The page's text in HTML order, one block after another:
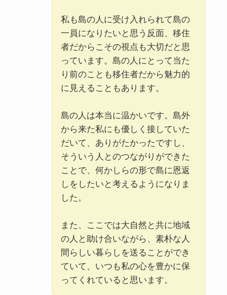
私も島の人に受け入れられて島の
一員になりたいと思う反面、移住
者だからこその視点も大切だと思
っています。島の人にとって当た
り前のことも移住者だから魅力的
に見えることもあります。
島の人は本当に温かいです。島外
から来た私にも優しく接していた
だいて、ありがたかったですし、
そういう人とのつながりができた
ことで、何かしらの形で島に恩返
しをしたいと考えるようになりま
した。
また、ここでは大自然と共に地域
の人と助け合いながら、素朴な人
間らしい暮らしを送ることができ
ていて、いつも私の心を豊かに保
ってくれていると思います。